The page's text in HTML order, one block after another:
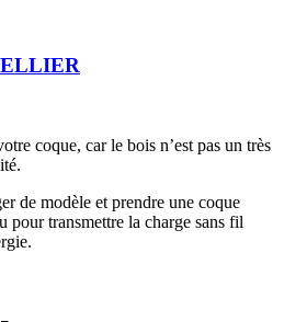
coque, car le bois n’est pas un très
de modèle et prendre une coque
pour transmettre la charge sans fil